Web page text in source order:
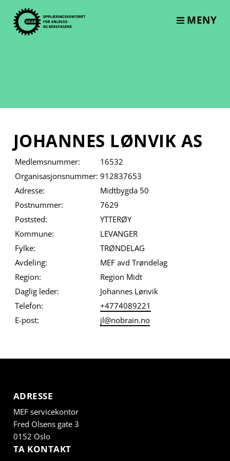
content
MENY
JOHANNES LØNVIK AS
Medlemsnummer:
16532
Organisasjonsnummer: 912837653
Adresse:
Midtbygda 50
Postnummer:
7629
Poststed:
YTTERØY
Kommune:
LEVANGER
Fylke:
TRØNDELAG
Avdeling:
MEF avd Trøndelag
Region:
Region Midt
Daglig leder:
Johannes Lønvik
Telefon:
+4774089221
E-post:
jl@nobrain.no
ADRESSE
MEF servicekontor
Fred Olsens gate 3
0152 Oslo
TA KONTAKT